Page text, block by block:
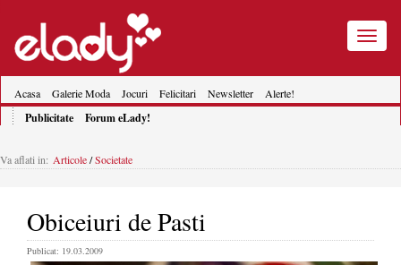
Toggle
Acasa Galerie Moda Jocuri Felicitari Newsletter Alerte!
Publicitate Forum eLady!
Va aflati in: Articole/Societate
Obiceiuri de Pasti
Publicat: 19.03.2009